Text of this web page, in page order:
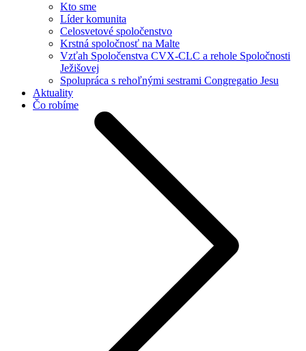
Kto sme
Líder komunita
Celosvetové spoločenstvo
Krstná spoločnosť na Malte
Vzťah Spoločenstva CVX-CLC a rehole Spoločnosti
Ježišovej
Spolupráca s rehoľnými sestrami Congregatio Jesu
Aktuality
Čo robíme